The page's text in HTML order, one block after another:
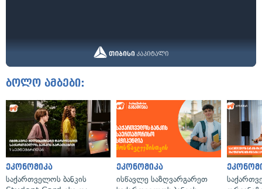
ბოლო ამბები:
ეკონომიკა
საქართველოს ბანკის
ეკონომიკა
ისწავლე საზღვარგარეთ